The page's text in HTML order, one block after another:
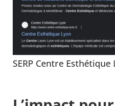
SERP Centre Esthétique